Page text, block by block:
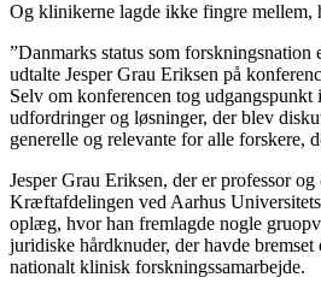
Og klinikerne lagde ikke fingre mellem,
”Danmarks status som forskningsnation
udtalte Jesper Grau Eriksen på
Selv om konferencen tog
udfordringer og løsninger, der blev
generelle og relevante for alle forskere,
Jesper Grau Eriksen, der er professor
Kræftafdelingen ved Aarhus
oplæg, hvor han fremlagde nogle
juridiske hårdknuder, der havde bremset
nationalt klinisk forskningssamarbejde.